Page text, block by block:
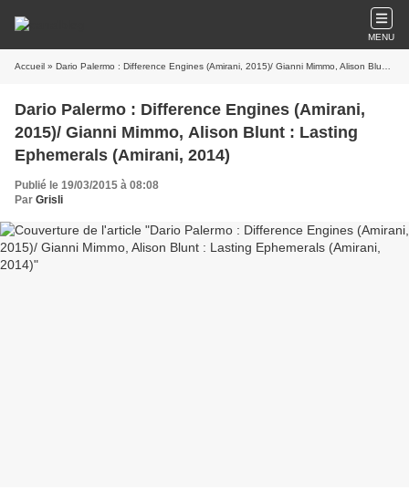
MENU
Accueil » Dario Palermo : Difference Engines (Amirani, 2015)/ Gianni Mimmo, Alison Blunt : Lasting Ephemerals (Amirani, 2014)
Dario Palermo : Difference Engines (Amirani,
2015)/ Gianni Mimmo, Alison Blunt : Lasting
Ephemerals (Amirani, 2014)
Publié le 19/03/2015 à 08:08
Par Grisli